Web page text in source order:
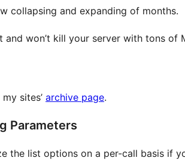
collapsing and expanding of months.
and won’t kill your server with tons of
sites’ archive page.
Parameters
the list options on a per-call basis if